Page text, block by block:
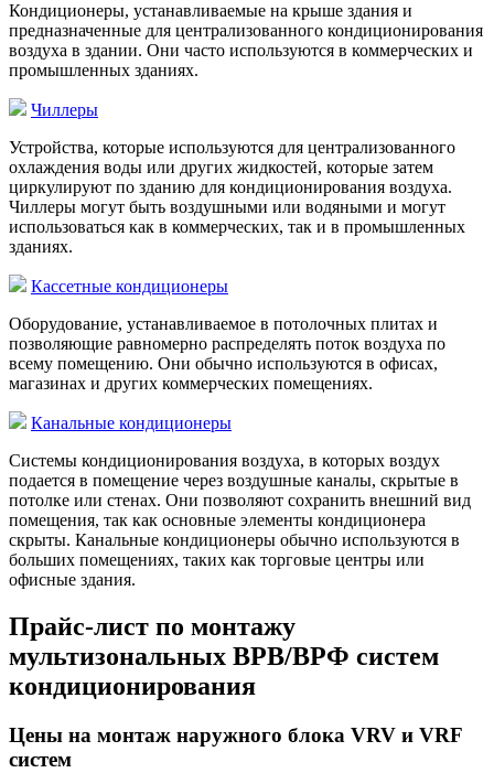
Кондиционеры, устанавливаемые на крыше здания и
предназначенные для централизованного кондиционирования
воздуха в здании. Они часто используются в коммерческих и
промышленных зданиях.
Чиллеры
Устройства, которые используются для централизованного
охлаждения воды или других жидкостей, которые затем
циркулируют по зданию для кондиционирования воздуха.
Чиллеры могут быть воздушными или водяными и могут
использоваться как в коммерческих, так и в промышленных
зданиях.
Кассетные кондиционеры
Оборудование, устанавливаемое в потолочных плитах и
позволяющие равномерно распределять поток воздуха по
всему помещению. Они обычно используются в офисах,
магазинах и других коммерческих помещениях.
Канальные кондиционеры
Системы кондиционирования воздуха, в которых воздух
подается в помещение через воздушные каналы, скрытые в
потолке или стенах. Они позволяют сохранить внешний вид
помещения, так как основные элементы кондиционера
скрыты. Канальные кондиционеры обычно используются в
больших помещениях, таких как торговые центры или
офисные здания.
Прайс-лист по монтажу
мультизональных ВРВ/ВРФ систем
кондиционирования
Цены на монтаж наружного блока VRV и VRF
систем